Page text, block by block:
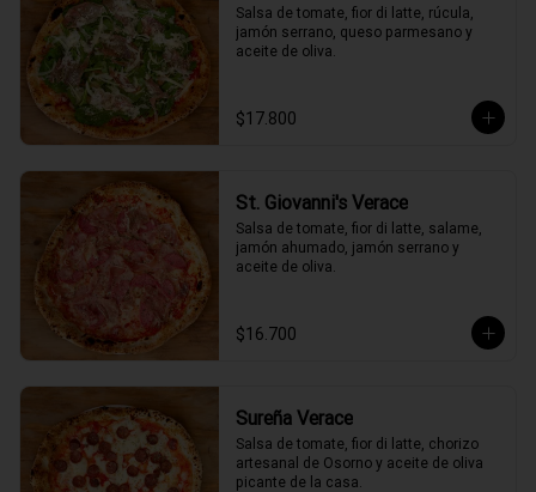
Salsa de tomate, fior di latte, rúcula,
jamón serrano, queso parmesano y
aceite de oliva.
$17.800
St. Giovanni's Verace
Salsa de tomate, fior di latte, salame,
jamón ahumado, jamón serrano y
aceite de oliva.
$16.700
Sureña Verace
Salsa de tomate, fior di latte, chorizo
artesanal de Osorno y aceite de oliva
picante de la casa.